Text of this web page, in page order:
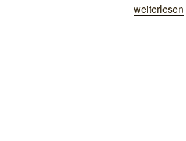
„Entlang
weiterlesen